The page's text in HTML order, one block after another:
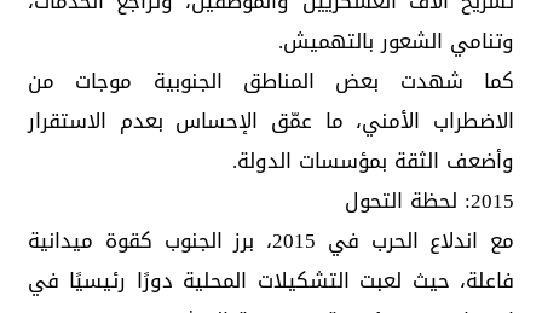
وتنامي الشعور بالتهميش.
كما شهدت بعض المناطق الجنوبية موجات من
الاضطراب الأمني، ما عمّق الإحساس بعدم الاستقرار
وأضعف الثقة بمؤسسات الدولة.
2015: لحظة التحول
مع اندلاع الحرب في 2015، برز الجنوب كقوة ميدانية
فاعلة، حيث لعبت التشكيلات المحلية دورًا رئيسيًا في